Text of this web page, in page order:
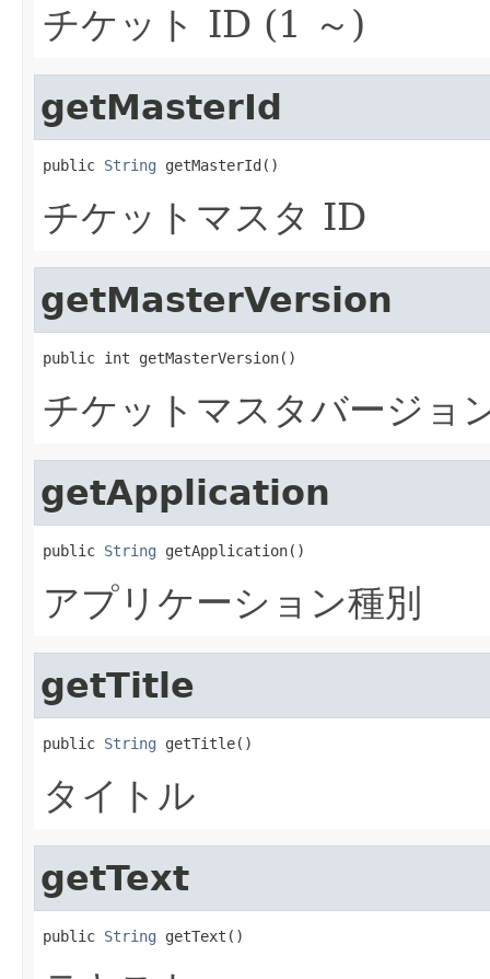
チケット ID (1 ～)
getMasterId
public String getMasterId()
チケットマスタ ID
getMasterVersion
public int getMasterVersion()
チケットマスタバージョ
getApplication
public String getApplication()
アプリケーション種別
getTitle
public String getTitle()
タイトル
getText
public String getText()